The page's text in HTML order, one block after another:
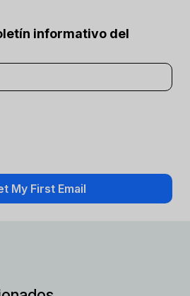
informativo del